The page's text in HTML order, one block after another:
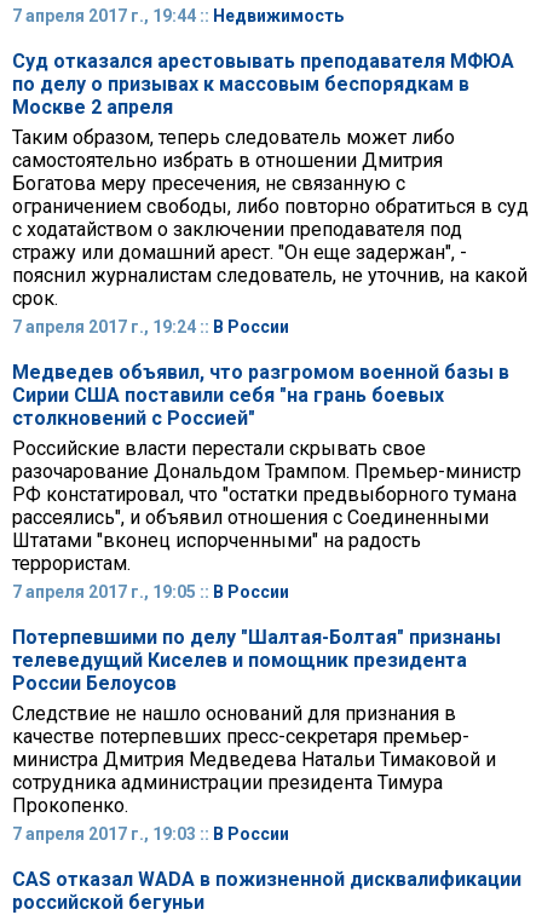
7 апреля 2017 г., 19:44 :: Недвижимость
Суд отказался арестовывать преподавателя МФЮА
по делу о призывах к массовым беспорядкам в
Москве 2 апреля
Таким образом, теперь следователь может либо
самостоятельно избрать в отношении Дмитрия
Богатова меру пресечения, не связанную с
ограничением свободы, либо повторно обратиться в суд
с ходатайством о заключении преподавателя под
стражу или домашний арест. "Он еще задержан", -
пояснил журналистам следователь, не уточнив, на какой
срок.
7 апреля 2017 г., 19:24 :: В России
Медведев объявил, что разгромом военной базы в
Сирии США поставили себя "на грань боевых
столкновений с Россией"
Российские власти перестали скрывать свое
разочарование Дональдом Трампом. Премьер-министр
РФ констатировал, что "остатки предвыборного тумана
рассеялись", и объявил отношения с Соединенными
Штатами "вконец испорченными" на радость
террористам.
7 апреля 2017 г., 19:05 :: В России
Потерпевшими по делу "Шалтая-Болтая" признаны
телеведущий Киселев и помощник президента
России Белоусов
Следствие не нашло оснований для признания в
качестве потерпевших пресс-секретаря премьер-
министра Дмитрия Медведева Натальи Тимаковой и
сотрудника администрации президента Тимура
Прокопенко.
7 апреля 2017 г., 19:03 :: В России
CAS отказал WADA в пожизненной дисквалификации
российской бегуньи